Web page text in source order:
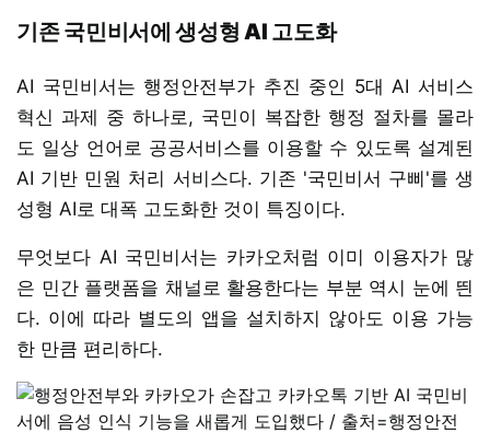
기존 국민비서에 생성형 AI 고도화
AI 국민비서는 행정안전부가 추진 중인 5대 AI 서비스
혁신 과제 중 하나로, 국민이 복잡한 행정 절차를 몰라
도 일상 언어로 공공서비스를 이용할 수 있도록 설계된
AI 기반 민원 처리 서비스다. 기존 '국민비서 구삐'를 생
성형 AI로 대폭 고도화한 것이 특징이다.
무엇보다 AI 국민비서는 카카오처럼 이미 이용자가 많
은 민간 플랫폼을 채널로 활용한다는 부분 역시 눈에 띈
다. 이에 따라 별도의 앱을 설치하지 않아도 이용 가능
한 만큼 편리하다.